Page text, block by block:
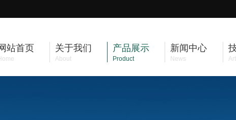
站首页 关于我们
About
产品展示
Product
新闻中心
News